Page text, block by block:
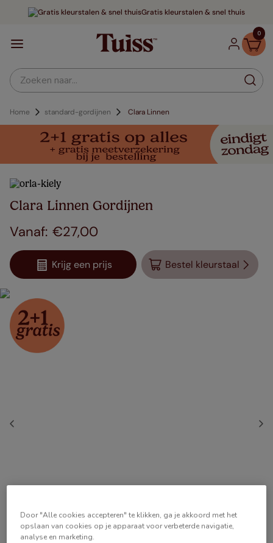
Gratis kleurstalen & snel thuis
0
Zoeken naar...
Home standard-gordijnen Clara Linnen
Clara Linnen Gordijnen
€27,00
Krijg een prijs Bestel kleurstaal
Door "Alle cookies accepteren" te klikken, ga je akkoord met het
opslaan van cookies op je apparaat voor verbeterde navigatie,
analyse en marketing.